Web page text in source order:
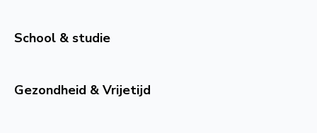
School & studie
Gezondheid & Vrijetijd